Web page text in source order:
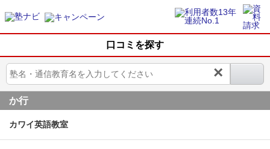
口コミを探す
×
か行
カワイ英語教室